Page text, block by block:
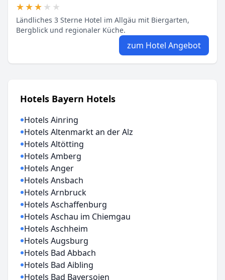
★★★★★
★★★★★
Ländliches 3 Sterne Hotel im Allgäu mit Biergarten,
Bergblick und regionaler Küche.
zum Hotel Angebot
Hotels Bayern Hotels
Hotels Ainring
Hotels Altenmarkt an der Alz
Hotels Altötting
Hotels Amberg
Hotels Anger
Hotels Ansbach
Hotels Arnbruck
Hotels Aschaffenburg
Hotels Aschau im Chiemgau
Hotels Aschheim
Hotels Augsburg
Hotels Bad Abbach
Hotels Bad Aibling
Hotels Bad Bayersoien